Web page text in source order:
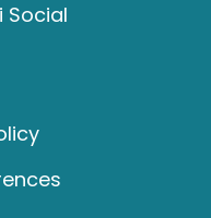
Social